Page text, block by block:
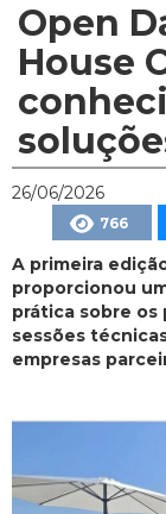
Open
House
26/06/2026
766
A primeira
proporcionou
prática sobre os
sessões
empresas